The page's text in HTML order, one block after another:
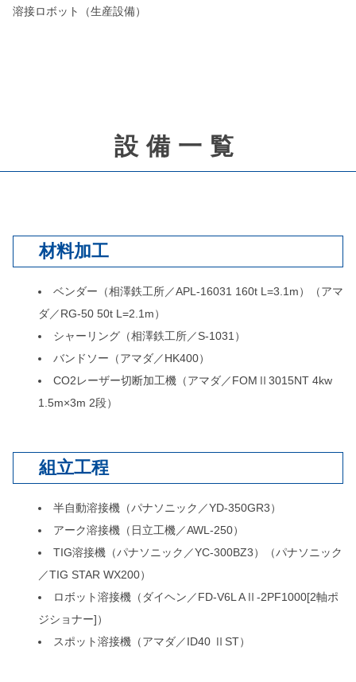
溶接ロボット（生産設備）
設備一覧
材料加工
ベンダー（相澤鉄工所／APL-16031 160t L=3.1m）（アマ
ダ／RG-50 50t L=2.1m）
シャーリング（相澤鉄工所／S-1031）
バンドソー（アマダ／HK400）
CO2レーザー切断加工機（アマダ／FOMⅡ3015NT 4kw
1.5m×3m 2段）
組立工程
半自動溶接機（パナソニック／YD-350GR3）
アーク溶接機（日立工機／AWL-250）
TIG溶接機（パナソニック／YC-300BZ3）（パナソニック
／TIG STAR WX200）
ロボット溶接機（ダイヘン／FD-V6L AⅡ-2PF1000[2軸ポ
ジショナー]）
スポット溶接機（アマダ／ID40 ⅡST）